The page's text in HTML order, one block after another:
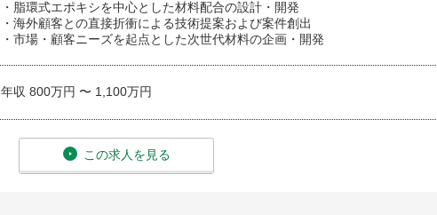
・脂環式エポキシを中心とした材料配合の設計・開発
・海外顧客との直接折衝による技術提案および案件創出
・市場・顧客ニーズを起点とした次世代材料の企画・開発
年収 800万円 〜 1,100万円
この求人を見る